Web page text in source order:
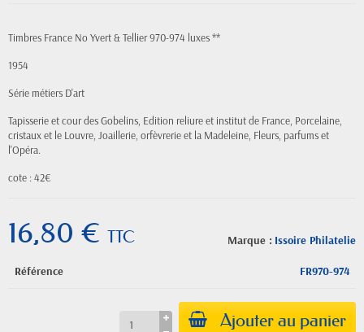
Timbres France No Yvert & Tellier 970-974 luxes **
1954
Série métiers D'art
Tapisserie et cour des Gobelins, Edition reliure et institut de France, Porcelaine,
cristaux et le Louvre, Joaillerie, orfèvrerie et la Madeleine, Fleurs, parfums et
l'Opéra.
cote : 42€
Marque : Issoire Philatelie
16,80 € TTC
Référence FR970-974
Ajouter au panier